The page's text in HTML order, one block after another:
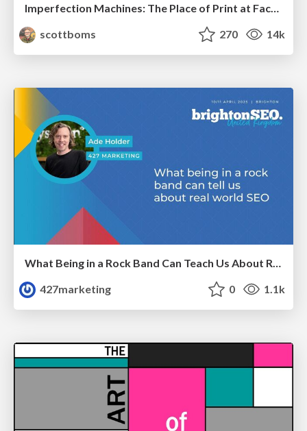
Imperfection Machines: The Place of Print at Facebook
scottboms
270 14k
What Being in a Rock Band Can Teach Us About Real World SEO
427marketing
0 1.1k